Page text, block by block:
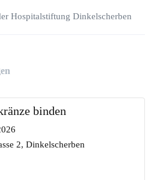
Hospitalstiftung Dinkelscherben
binden
2, Dinkelscherben